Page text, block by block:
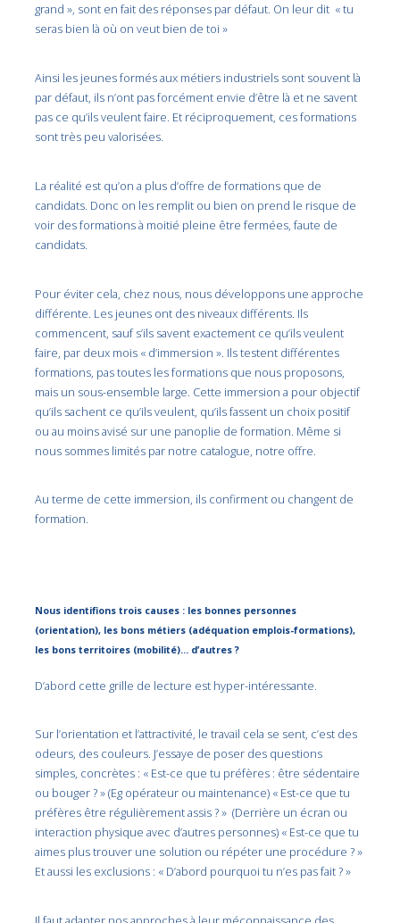
grand », sont en fait des réponses par défaut. On leur dit « tu
seras bien là où on veut bien de toi »
Ainsi les jeunes formés aux métiers industriels sont souvent là
par défaut, ils n’ont pas forcément envie d’être là et ne savent
pas ce qu’ils veulent faire. Et réciproquement, ces formations
sont très peu valorisées.
La réalité est qu’on a plus d’offre de formations que de
candidats. Donc on les remplit ou bien on prend le risque de
voir des formations à moitié pleine être fermées, faute de
candidats.
Pour éviter cela, chez nous, nous développons une approche
différente. Les jeunes ont des niveaux différents. Ils
commencent, sauf s’ils savent exactement ce qu’ils veulent
faire, par deux mois « d’immersion ». Ils testent différentes
formations, pas toutes les formations que nous proposons,
mais un sous-ensemble large. Cette immersion a pour objectif
qu’ils sachent ce qu’ils veulent, qu’ils fassent un choix positif
ou au moins avisé sur une panoplie de formation. Même si
nous sommes limités par notre catalogue, notre offre.
Au terme de cette immersion, ils confirment ou changent de
formation.
Nous identifions trois causes : les bonnes personnes
(orientation), les bons métiers (adéquation emplois-formations),
les bons territoires (mobilité)… d’autres ?
D’abord cette grille de lecture est hyper-intéressante.
Sur l’orientation et l’attractivité, le travail cela se sent, c’est des
odeurs, des couleurs. J’essaye de poser des questions
simples, concrètes : « Est-ce que tu préfères : être sédentaire
ou bouger ? » (Eg opérateur ou maintenance) « Est-ce que tu
préfères être régulièrement assis ? » (Derrière un écran ou
interaction physique avec d’autres personnes) « Est-ce que tu
aimes plus trouver une solution ou répéter une procédure ? »
Et aussi les exclusions : « D’abord pourquoi tu n’es pas fait ? »